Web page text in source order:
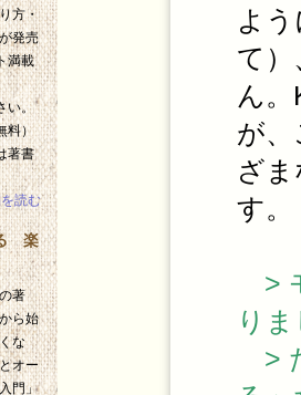
よ
て
ん
が
ざ
す。
>
り
>
方・
発売
満載
い。
料）
著書
読む
楽
著
ら始
な
オー
門」